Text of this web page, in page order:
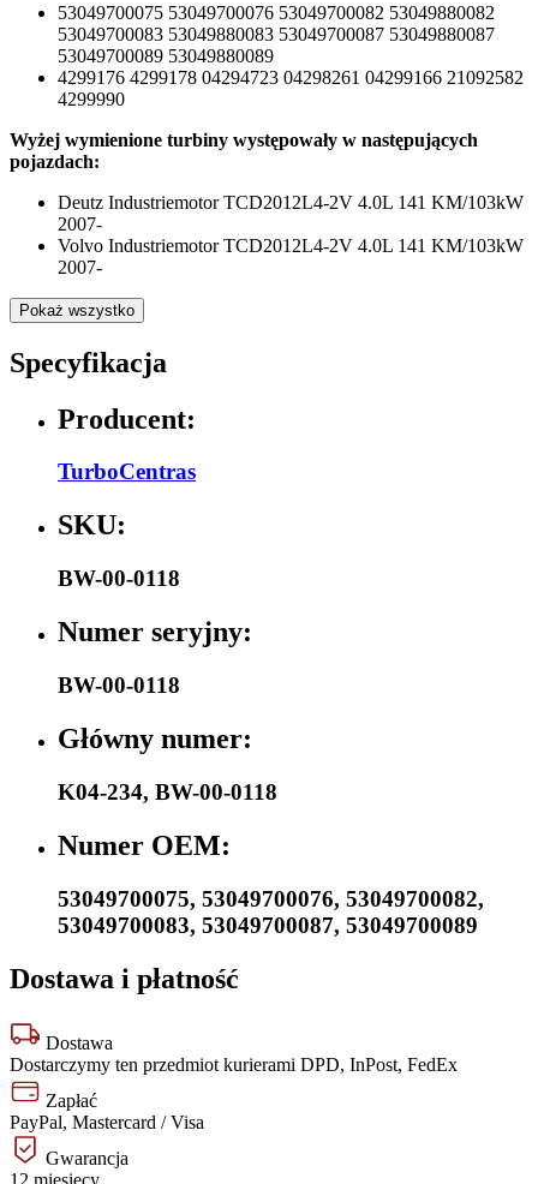
53049700075 53049700076 53049700082 53049880082
53049700083 53049880083 53049700087 53049880087
53049700089 53049880089
4299176 4299178 04294723 04298261 04299166 21092582
4299990
Wyżej wymienione turbiny występowały w następujących
pojazdach:
Deutz Industriemotor TCD2012L4-2V 4.0L 141 KM/103kW
2007-
Volvo Industriemotor TCD2012L4-2V 4.0L 141 KM/103kW
2007-
Pokaż wszystko
Specyfikacja
Producent:
TurboCentras
SKU:
BW-00-0118
Numer seryjny:
BW-00-0118
Główny numer:
K04-234, BW-00-0118
Numer OEM:
53049700075, 53049700076, 53049700082,
53049700083, 53049700087, 53049700089
Dostawa i płatność
Dostawa
Dostarczymy ten przedmiot kurierami DPD, InPost, FedEx
Zapłać
PayPal, Mastercard / Visa
Gwarancja